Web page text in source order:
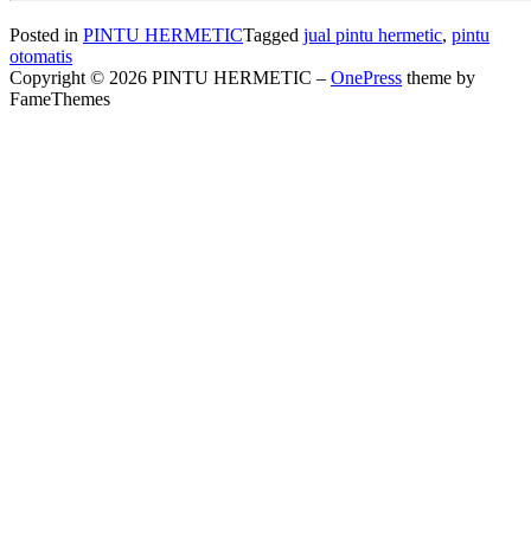
Posted in PINTU HERMETICTagged jual pintu hermetic, pintu
otomatis
Copyright © 2026 PINTU HERMETIC – OnePress theme by
FameThemes